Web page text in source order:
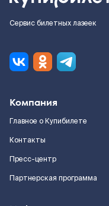
Сервис билетных лазеек
Компания
Главное о Купибилете
Контакты
Пресс-центр
Партнерская программа